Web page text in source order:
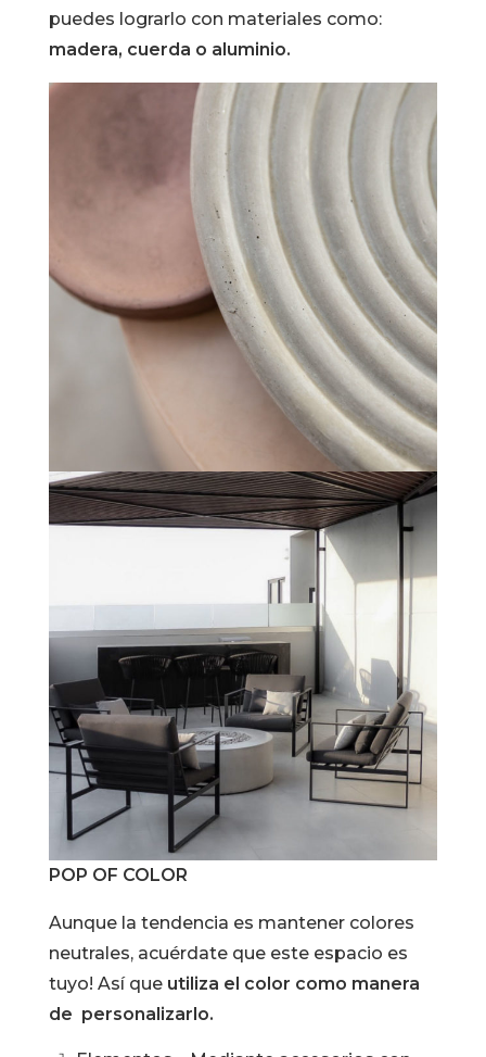
puedes lograrlo con materiales como:
madera, cuerda o aluminio.
POP OF COLOR
Aunque la tendencia es mantener colores
neutrales, acuérdate que este espacio es
tuyo! Así que utiliza el color como manera
de personalizarlo.